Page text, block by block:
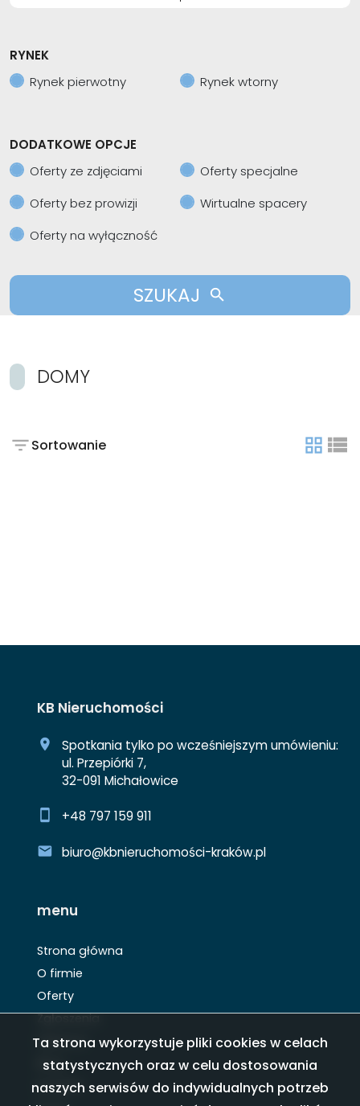
RYNEK
Rynek pierwotny
Rynek wtorny
DODATKOWE OPCJE
Oferty ze zdjęciami
Oferty specjalne
Oferty bez prowizji
Wirtualne spacery
Oferty na wyłączność
SZUKAJ
DOMY
Sortowanie
tabela
KB Nieruchomości
Spotkania tylko po wcześniejszym umówieniu:
ul. Przepiórki 7,
32-091 Michałowice
+48 797 159 911
biuro@kbnieruchomości-kraków.pl
menu
Strona główna
O firmie
Oferty
Zgłoszenia
Ulubione
Blog
Kontakt
Ta strona wykorzystuje pliki cookies w celach
statystycznych oraz w celu dostosowania
naszych serwisów do indywidualnych potrzeb